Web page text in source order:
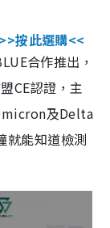
>>按此選購<<
合作推出，
CE認證，主
及Delta
就能知道檢測